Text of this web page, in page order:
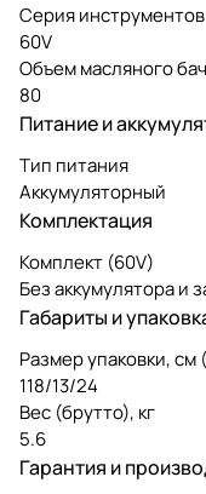
Серия инструментов
60V
Объем масляного
80
Питание и
Тип питания
Аккумуляторный
Комплектация
Комплект (60V)
Без аккумулятора и
Габариты и
Размер упаковки,
118/13/24
Вес (брутто), кг
5.6
Гарантия и